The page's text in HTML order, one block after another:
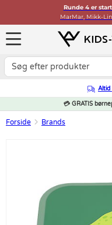
Runde 4 er
MarMar, Mikk-
Altid
💳 GRATIS
Forside Brands